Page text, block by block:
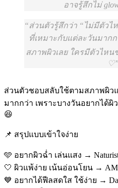
อาจรู้สึกไม่
ส่วนตัวรู้สึกว่า “ไม่มีตัว
ที่เหมาะกับแต่ละวันมาก
สภาพผิวเลย ใครมีตัวไหน
♡
ส่วนตัวชอบสลับใช้ตามสภาพผิว
มากกว่า เพราะบางวันอยากได้
😆
📌 สรุปแบบเข้าใจง่าย
🩵 อยากผิวฉ่ำ เล่นแสง →
🤍 ผิวแพ้ง่าย เน้นอ่อนโยน →
💙 อยากได้ฟีลสดใส ใช้ง่าย →